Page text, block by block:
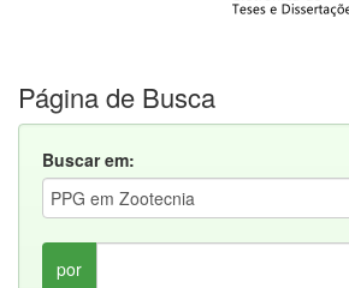
Página de Busca
Buscar em:
por